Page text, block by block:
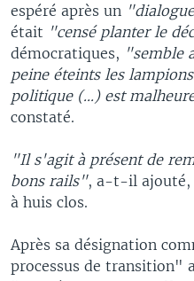
espéré après un
était "censé planter le
démocratiques, "semble
peine éteints les
politique (...) est
constaté.
"Il s'agit à présent de
bons rails", a-t-il ajouté,
à huis clos.
Après sa désignation
processus de transition"